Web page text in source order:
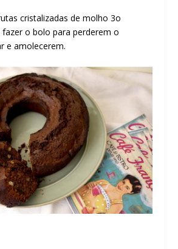
cristalizadas de molho 3o
o bolo para perderem o
e amolecerem.